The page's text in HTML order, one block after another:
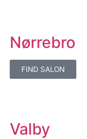
Nørrebro
FIND SALON
Valby